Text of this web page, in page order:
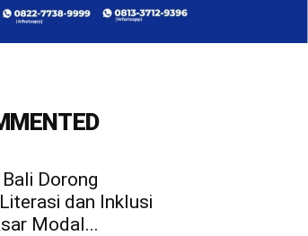
Dorong
dan Inklusi
Modal...